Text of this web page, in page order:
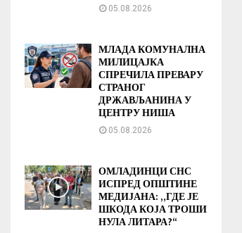
05.08.2026
МЛАДА КОМУНАЛНА
МИЛИЦАЈКА
СПРЕЧИЛА ПРЕВАРУ
СТРАНОГ
ДРЖАВЉАНИНА У
ЦЕНТРУ НИША
05.08.2026
ОМЛАДИНЦИ СНС
ИСПРЕД ОПШТИНЕ
МЕДИЈАНА: „ГДЕ ЈЕ
ШКОДА КОЈА ТРОШИ
НУЛА ЛИТАРА?“